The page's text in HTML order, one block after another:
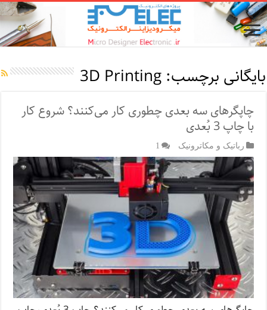
بایگانی برچسب:3D Printing
چاپگرهای سه بعدی چطوری کار می‌کنند؟ شروع کار
با چاپ 3 بُعدی
رباتیک و مکاترونیک 1